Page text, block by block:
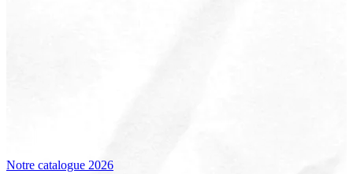
Notre catalogue 2026